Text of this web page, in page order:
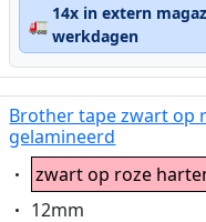
🚛
14x in extern
werkdagen
Brother tape zwart op
gelamineerd
Eigenschaft:
zwart op roze
Eigenschaft:
12mm